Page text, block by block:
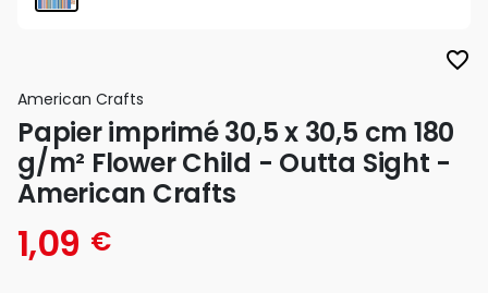
favorite_border
American Crafts
Papier imprimé 30,5 x 30,5 cm 180
g/m² Flower Child - Outta Sight -
American Crafts
1,09 €